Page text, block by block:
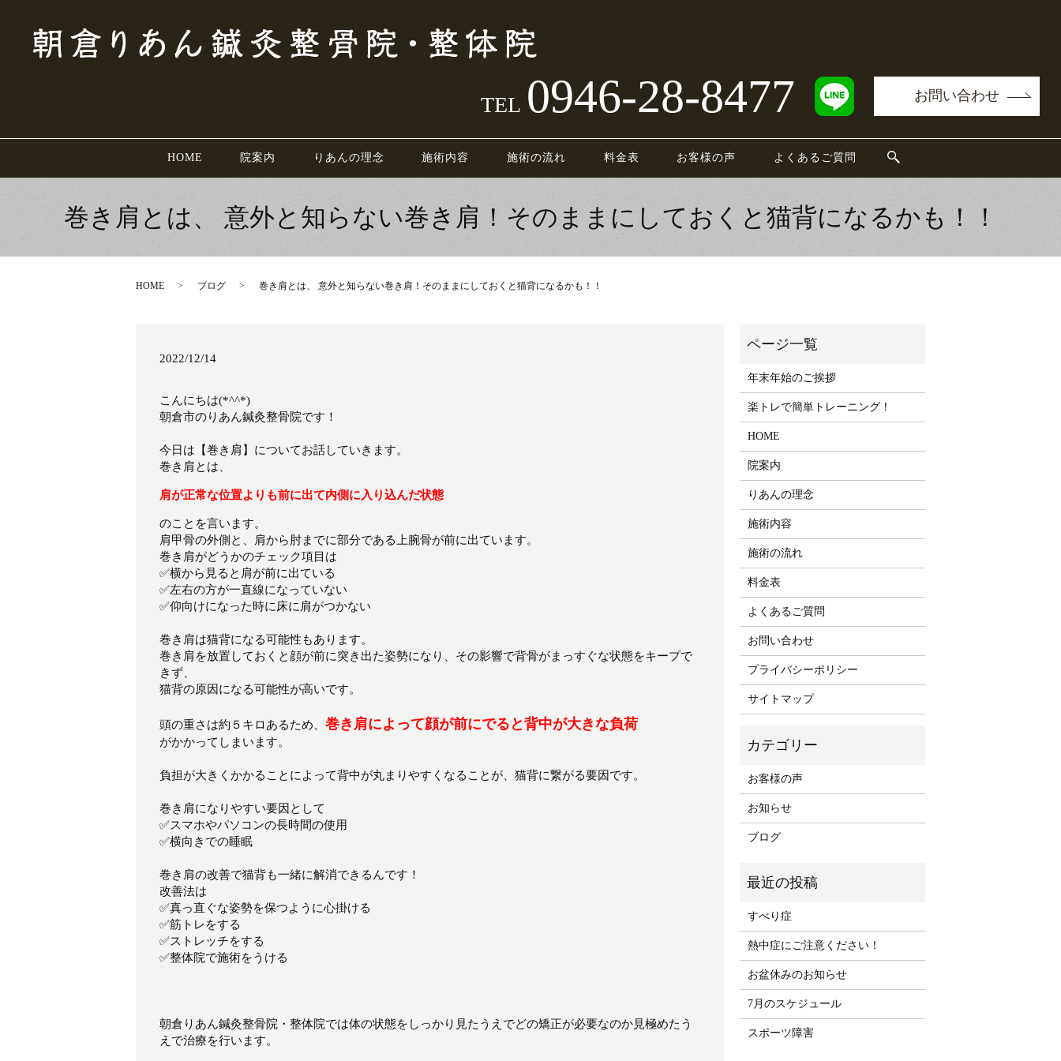
HOME 院案内 りあんの理念 施術内容 施術の流れ 料金表 お客様の声 よくあるご質問
TEL 0946-28-8477 お問い合わせ
巻き肩とは、 意外と知らない巻き肩！そのままにしておくと猫背になるかも！！
HOME ブログ 巻き肩とは、 意外と知らない巻き肩！そのままにしておくと猫背になるかも！！
2022/12/14
こんにちは(*^^*)
朝倉市のりあん鍼灸整骨院です！
今日は【巻き肩】についてお話していきます。
巻き肩とは、
肩が正常な位置よりも前に出て内側に入り込んだ状態
のことを言います。
肩甲骨の外側と、肩から肘までに部分である上腕骨が前に出ています。
巻き肩がどうかのチェック項目は
✅横から見ると肩が前に出ている
✅左右の方が一直線になっていない
✅仰向けになった時に床に肩がつかない
巻き肩は猫背になる可能性もあります。
巻き肩を放置しておくと顔が前に突き出た姿勢になり、その影響で背骨がまっすぐな状態をキープで
きず、
猫背の原因になる可能性が高いです。
頭の重さは約５キロあるため、 巻き肩によって顔が前にでると背中が大きな負荷
がかかってしまいます。
負担が大きくかかることによって背中が丸まりやすくなることが、猫背に繋がる要因です。
巻き肩になりやすい要因として
✅スマホやパソコンの長時間の使用
✅横向きでの睡眠
巻き肩の改善で猫背も一緒に解消できるんです！
改善法は
✅真っ直ぐな姿勢を保つように心掛ける
✅筋トレをする
✅ストレッチをする
✅整体院で施術をうける
朝倉りあん鍼灸整骨院・整体院では体の状態をしっかり見たうえでどの矯正が必要なのか見極めたう
えで治療を行います。
年末年始のご挨拶
楽トレで簡単トレーニング！
HOME
院案内
りあんの理念
施術内容
施術の流れ
料金表
よくあるご質問
お問い合わせ
プライバシーポリシー
サイトマップ
お客様の声
お知らせ
ブログ
すべり症
熱中症にご注意ください！
お盆休みのお知らせ
7月のスケジュール
スポーツ障害